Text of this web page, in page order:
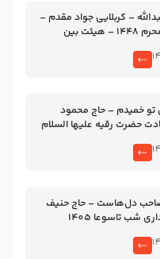
– کربلایی جواد مقدم –
شب هشتم محرم 1448 – هیئت بین
تو خمیدم – حاج محمود
حضرت رقیه علیها السلام
دل‌هاست – حاج حنیف
شب تاسوعا 1405